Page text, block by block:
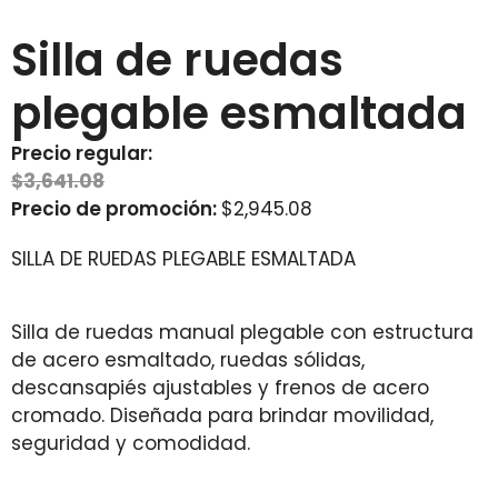
Silla de ruedas
plegable esmaltada
Precio regular:
$3,641.08
Precio de promoción: $2,945.08
SILLA DE RUEDAS PLEGABLE ESMALTADA
Silla de ruedas manual plegable con estructura
de acero esmaltado, ruedas sólidas,
descansapiés ajustables y frenos de acero
cromado. Diseñada para brindar movilidad,
seguridad y comodidad.